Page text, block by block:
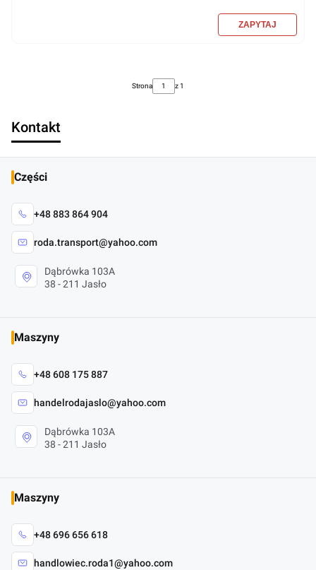
Strona z 1
Kontakt
Części
+48 883 864 904
roda.transport@yahoo.com
Dąbrówka 103A
38 - 211 Jasło
Maszyny
+48 608 175 887
handelrodajaslo@yahoo.com
Dąbrówka 103A
38 - 211 Jasło
Maszyny
+48 696 656 618
handlowiec.roda1@yahoo.com